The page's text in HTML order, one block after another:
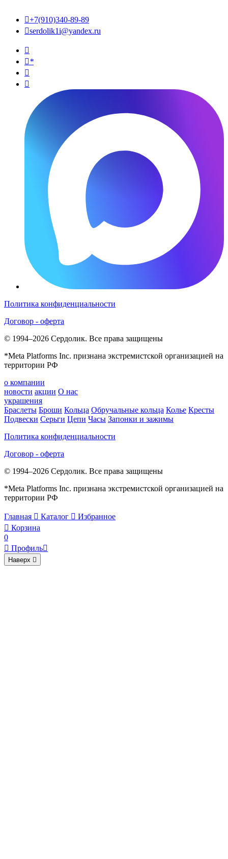
+7(910)340-89-89
serdolik1i@yandex.ru

*


Политика конфиденциальности
Договор - оферта
© 1994–2026 Сердолик. Все права защищены
*Meta Platforms Inc. признана экстремистской организацией на
территории РФ
о компании
новости акции О нас
украшения
Браслеты Броши Кольца Обручальные кольца Колье Кресты
Подвески Серьги Цепи Часы Запонки и зажимы
Политика конфиденциальности
Договор - оферта
© 1994–2026 Сердолик. Все права защищены
*Meta Platforms Inc. признана экстремистской организацией на
территории РФ
Главная  Каталог  Избранное
 Корзина
0
 Профиль
Наверх 